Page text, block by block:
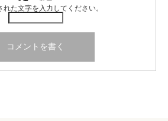
れた文字を入力してください。